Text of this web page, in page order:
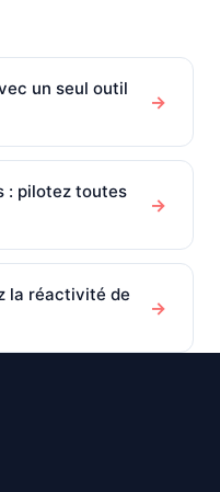
un seul outil
→
: pilotez toutes
→
la réactivité de
→